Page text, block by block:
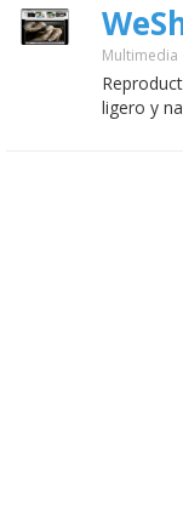
Multimedia
ligero y